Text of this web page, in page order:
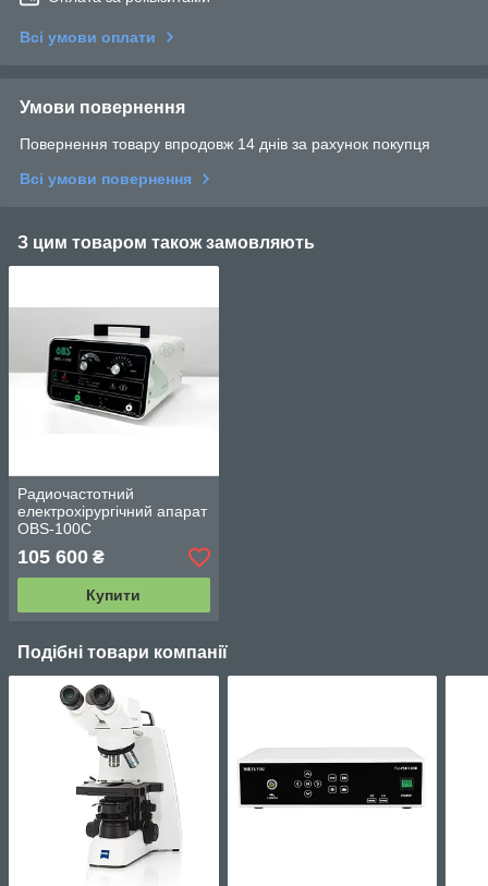
Всі умови оплати
Умови повернення
Повернення товару впродовж 14 днів за рахунок покупця
Всі умови повернення
З цим товаром також замовляють
Радиочастотний
електрохірургічний апарат
OBS-100C
105 600 ₴
Купити
Подібні товари компанії